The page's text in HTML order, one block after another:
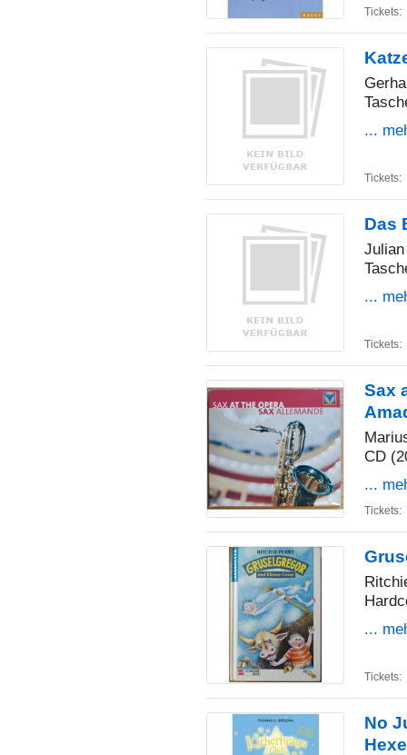
Tickets:
...
Tickets:
Das
...
Tickets:
Sax
CD
...
Tickets:
...
Tickets:
No